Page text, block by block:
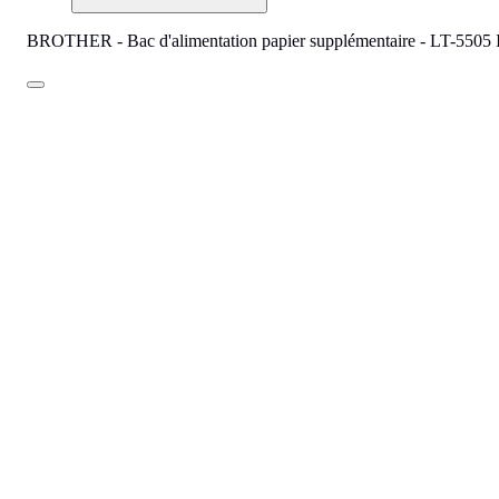
BROTHER - Bac d'alimentation papier supplémentaire - LT-5505